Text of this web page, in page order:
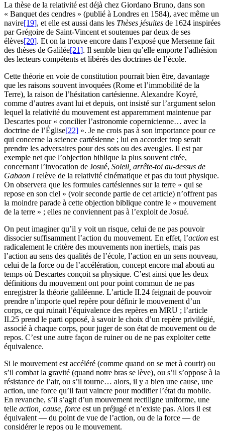
La thèse de la relativité est déjà chez Giordano Bruno, dans son
« Banquet des cendres » (publié à Londres en 1584), avec même un
navire[19], et elle est aussi dans les Thèses jésuites de 1624 inspirées
par Grégoire de Saint-Vincent et soutenues par deux de ses
élèves[20]. Et on la trouve encore dans l’exposé que Mersenne fait
des thèses de Galilée[21]. Il semble bien qu’elle emporte l’adhésion
des lecteurs compétents et libérés des doctrines de l’école.
Cette théorie en voie de constitution pourrait bien être, davantage
que les raisons souvent invoquées (Rome et l’immobilité de la
Terre), la raison de l’hésitation cartésienne. Alexandre Koyré,
comme d’autres avant lui et depuis, ont insisté sur l’argument selon
lequel la relativité du mouvement est apparemment maintenue par
Descartes pour « concilier l’astronomie copernicienne… avec la
doctrine de l’Église[22] ». Je ne crois pas à son importance pour ce
qui concerne la science cartésienne ; lui en accorder trop serait
prendre les adversaires pour des sots ou des aveugles. Il est par
exemple net que l’objection biblique la plus souvent citée,
concernant l’invocation de Josué, Soleil, arrête-toi au-dessus de
Gabaon ! relève de la relativité cinématique et pas du tout physique.
On observera que les formules cartésiennes sur la terre « qui se
repose en son ciel » (voir seconde partie de cet article) n’offrent pas
la moindre parade à cette objection biblique contre le « mouvement
de la terre » ; elles ne conviennent pas à l’exploit de Josué.
On peut imaginer qu’il y voit un risque, celui de ne pas pouvoir
dissocier suffisamment l’action du mouvement. En effet, l’action est
radicalement le critère des mouvements non inertiels, mais pas
l’action au sens des qualités de l’école, l’action en un sens nouveau,
celui de la force ou de l’accélération, concept encore mal abouti au
temps où Descartes conçoit sa physique. C’est ainsi que les deux
définitions du mouvement ont pour point commun de ne pas
enregistrer la théorie galiléenne. L’article II.24 feignait de pouvoir
prendre n’importe quel repère pour définir le mouvement d’un
corps, ce qui ruinait l’équivalence des repères en MRU ; l’article
II.25 prend le parti opposé, à savoir le choix d’un repère privilégié,
associé à chaque corps, pour juger de son état de mouvement ou de
repos. C’est une autre façon de ruiner ou de ne pas exploiter cette
équivalence.
Si le mouvement est accéléré (comme quand on se met à courir) ou
s’il combat la gravité (quand notre bras se lève), ou s’il s’oppose à la
résistance de l’air, ou s’il tourne… alors, il y a bien une cause, une
action, une force qu’il faut vaincre pour modifier l’état du mobile.
En revanche, s’il s’agit d’un mouvement rectiligne uniforme, une
telle action, cause, force est un préjugé et n’existe pas. Alors il est
équivalent — du point de vue de l’action, ou de la force — de
considérer le repos ou le mouvement.